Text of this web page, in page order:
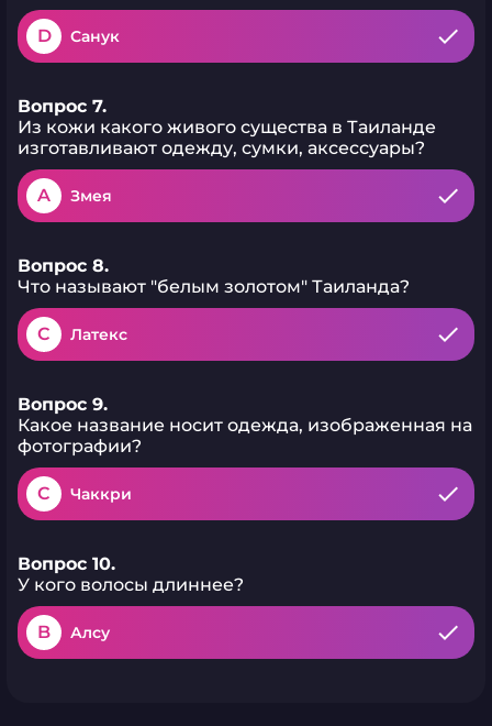
D Санук
Вопрос 7.
Из кожи какого живого существа в Таиланде
изготавливают одежду, сумки, аксессуары?
A Змея
Вопрос 8.
Что называют "белым золотом" Таиланда?
C Латекс
Вопрос 9.
Какое название носит одежда, изображенная на
фотографии?
C Чаккри
Вопрос 10.
У кого волосы длиннее?
B Алсу